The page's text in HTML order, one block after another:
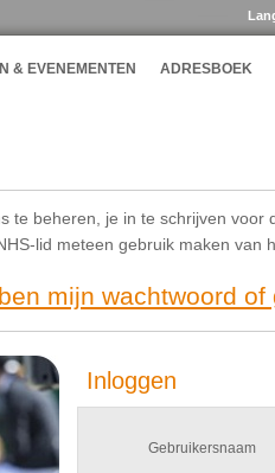
& EVENEMENTEN ADRESBOEK
beheren, je in te schrijven voor
lid meteen gebruik maken van
mijn wachtwoord
Inloggen
Gebruikersnaam